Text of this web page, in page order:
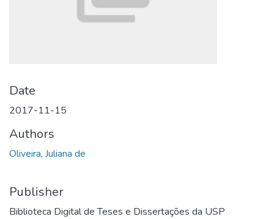
Date
2017-11-15
Authors
Oliveira, Juliana de
Publisher
Biblioteca Digital de Teses e Dissertações da USP